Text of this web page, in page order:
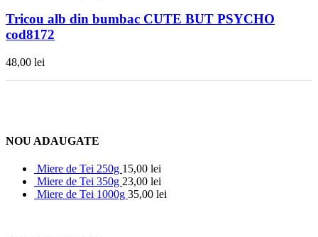
Tricou alb din bumbac CUTE BUT PSYCHO
cod8172
48,00 lei
NOU ADAUGATE
Miere de Tei 250g 15,00 lei
Miere de Tei 350g 23,00 lei
Miere de Tei 1000g 35,00 lei